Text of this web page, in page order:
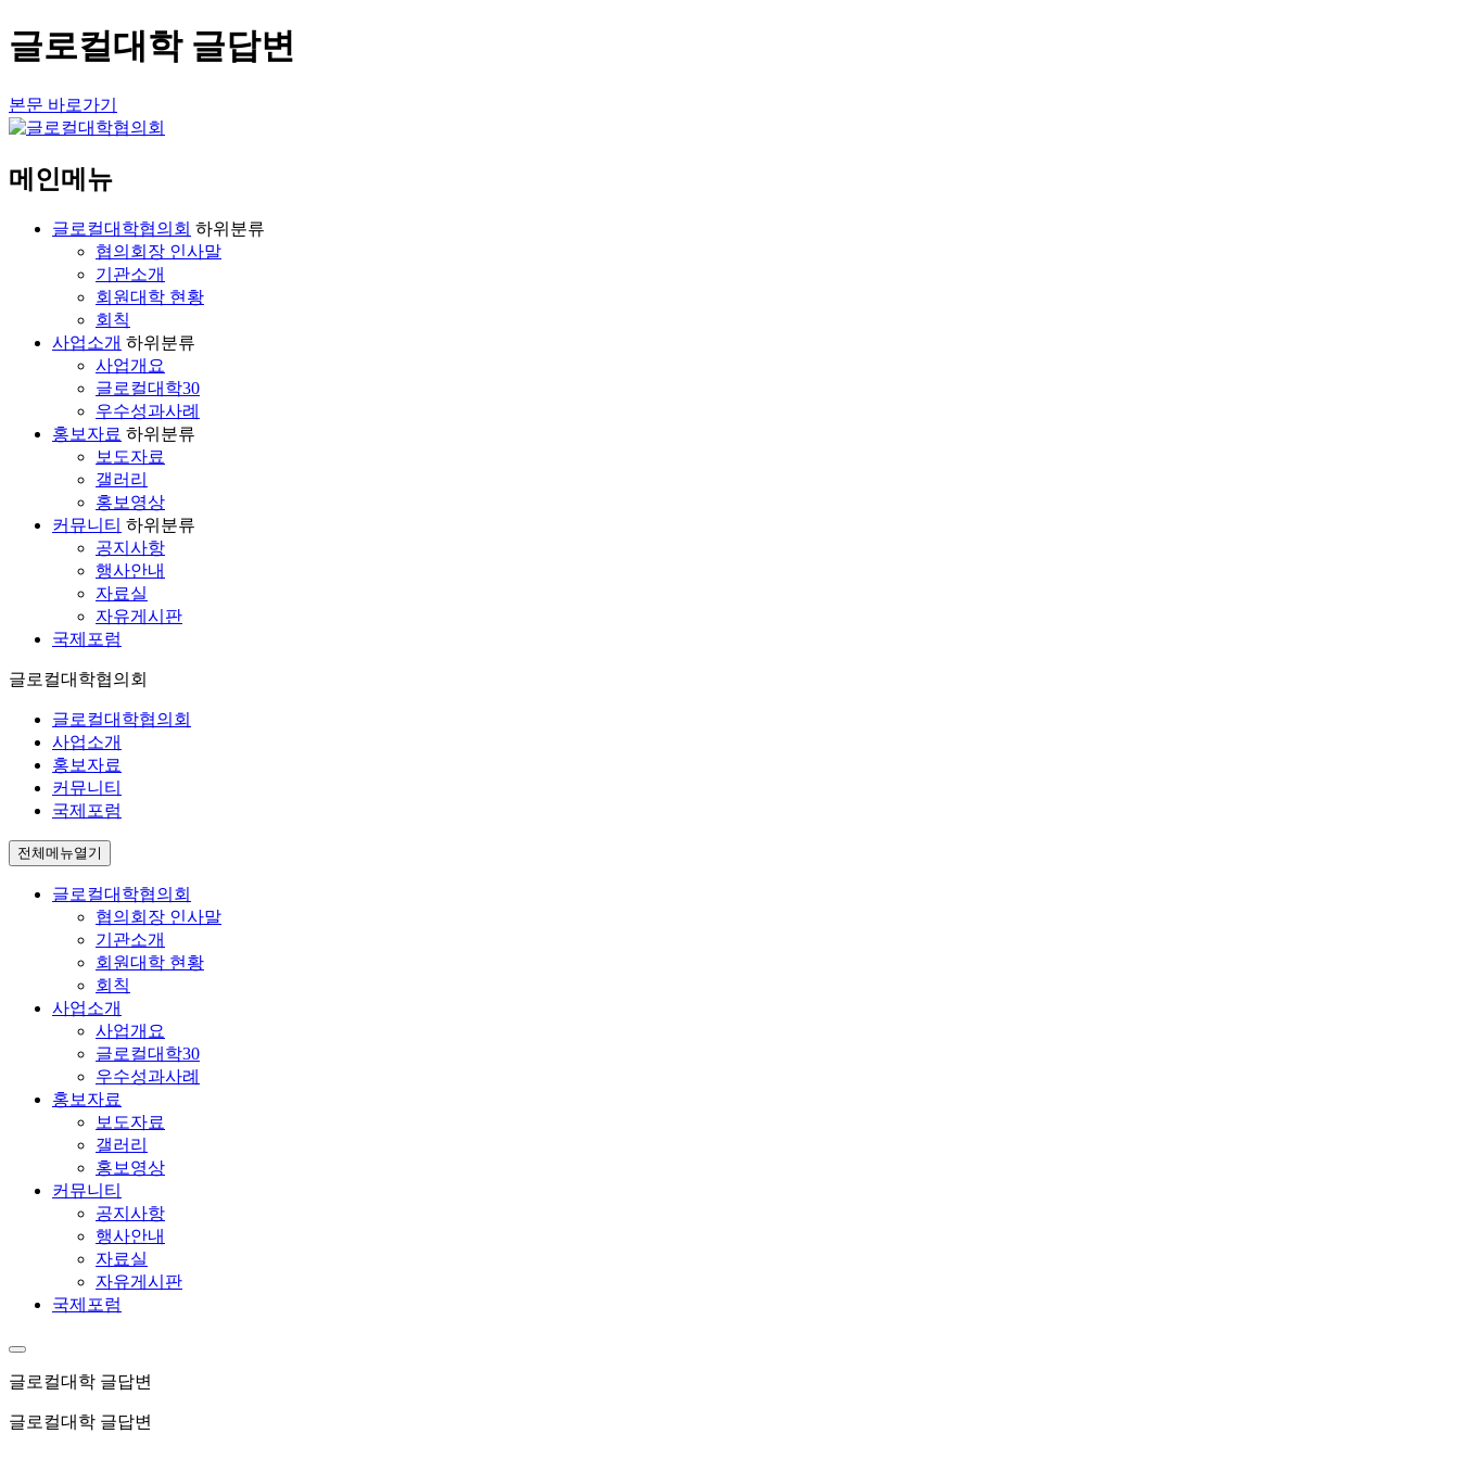
글로컬대학 글답변
본문 바로가기
메인메뉴
글로컬대학협의회 하위분류
협의회장 인사말
기관소개
회원대학 현황
회칙
사업소개 하위분류
사업개요
글로컬대학30
우수성과사례
홍보자료 하위분류
보도자료
갤러리
홍보영상
커뮤니티 하위분류
공지사항
행사안내
자료실
자유게시판
국제포럼
글로컬대학협의회
글로컬대학협의회
사업소개
홍보자료
커뮤니티
국제포럼
전체메뉴열기
글로컬대학협의회
협의회장 인사말
기관소개
회원대학 현황
회칙
사업소개
사업개요
글로컬대학30
우수성과사례
홍보자료
보도자료
갤러리
홍보영상
커뮤니티
공지사항
행사안내
자료실
자유게시판
국제포럼
글로컬대학 글답변
글로컬대학 글답변